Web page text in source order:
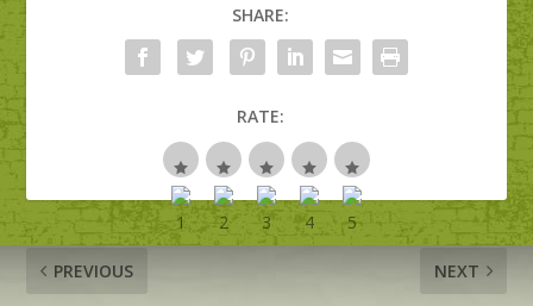
SHARE:
RATE:
PREVIOUS NEXT